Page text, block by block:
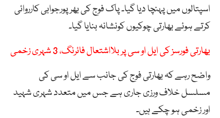
اسپتالوں میں پہنچا دیا گیا۔ پاک فوج کی بھرپورجوابی کارروائی
کرتے ہوئے بھارتی چوکیوں کونشانہ بنایا گیا۔
بھارتی فورسز کی ایل او سی پر بلااشتعال فائرنگ، 3 شہری زخمی
واضح رہے کہ بھارتی فوج کی جانب سے ایل او سی کی
مسلسل خلاف ورزی جاری ہے جس میں متعدد شہری شہید
اور زخمی ہو چکے ہیں۔